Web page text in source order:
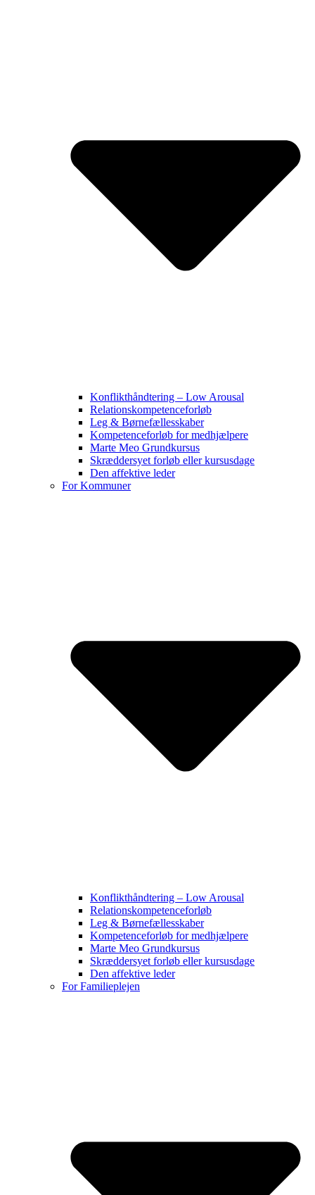
Konflikthåndtering – Low Arousal
Relationskompetenceforløb
Leg & Børnefællesskaber
Kompetenceforløb for medhjælpere
Marte Meo Grundkursus
Skræddersyet forløb eller kursusdage
Den affektive leder
For Kommuner
Konflikthåndtering – Low Arousal
Relationskompetenceforløb
Leg & Børnefællesskaber
Kompetenceforløb for medhjælpere
Marte Meo Grundkursus
Skræddersyet forløb eller kursusdage
Den affektive leder
For Familieplejen